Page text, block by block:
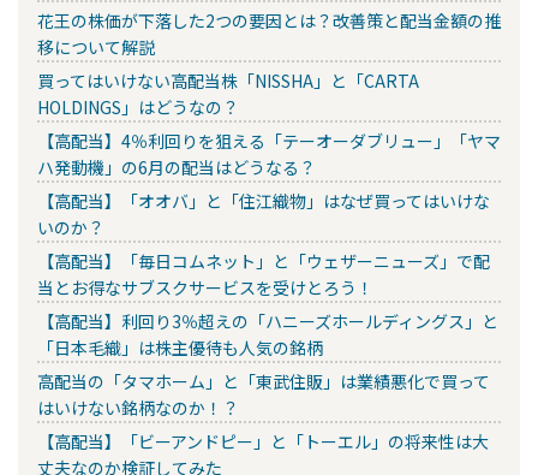
花王の株価が下落した2つの要因とは？改善策と配当金額の推
移について解説
買ってはいけない高配当株「NISSHA」と「CARTA
HOLDINGS」はどうなの？
【高配当】4％利回りを狙える「テーオーダブリュー」「ヤマ
ハ発動機」の6月の配当はどうなる？
【高配当】「オオバ」と「住江織物」はなぜ買ってはいけな
いのか？
【高配当】「毎日コムネット」と「ウェザーニューズ」で配
当とお得なサブスクサービスを受けとろう！
【高配当】利回り3％超えの「ハニーズホールディングス」と
「日本毛織」は株主優待も人気の銘柄
高配当の「タマホーム」と「東武住販」は業績悪化で買って
はいけない銘柄なのか！？
【高配当】「ビーアンドピー」と「トーエル」の将来性は大
丈夫なのか検証してみた